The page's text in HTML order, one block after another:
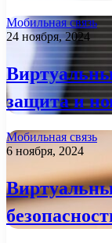
Мобильная связь
24 ноября, 2024
защита и
Мобильная связь
6 ноября, 2024